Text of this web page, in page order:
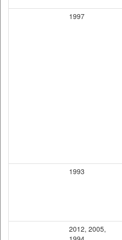
1997
1993
2012, 2005,